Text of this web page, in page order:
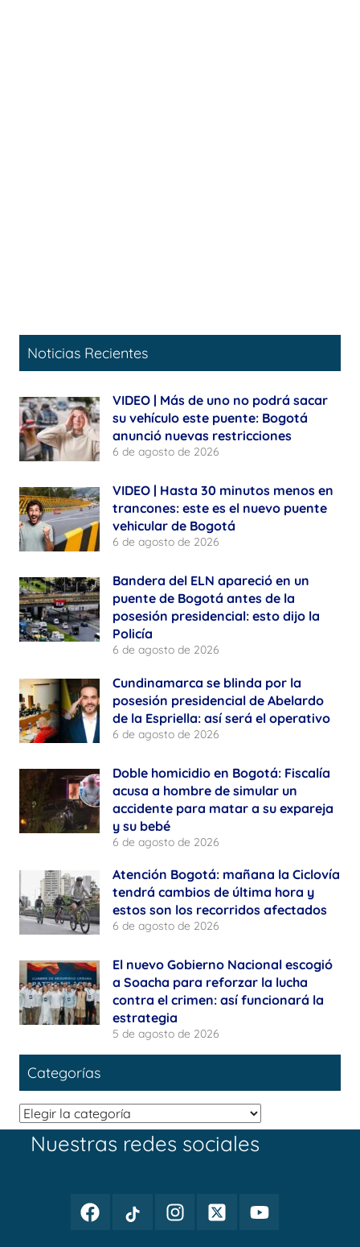
Noticias Recientes
VIDEO | Más de uno no podrá sacar
su vehículo este puente: Bogotá
anunció nuevas restricciones
6 de agosto de 2026
VIDEO | Hasta 30 minutos menos en
trancones: este es el nuevo puente
vehicular de Bogotá
6 de agosto de 2026
Bandera del ELN apareció en un
puente de Bogotá antes de la
posesión presidencial: esto dijo la
Policía
6 de agosto de 2026
Cundinamarca se blinda por la
posesión presidencial de Abelardo
de la Espriella: así será el operativo
6 de agosto de 2026
Doble homicidio en Bogotá: Fiscalía
acusa a hombre de simular un
accidente para matar a su expareja
y su bebé
6 de agosto de 2026
Atención Bogotá: mañana la Ciclovía
tendrá cambios de última hora y
estos son los recorridos afectados
6 de agosto de 2026
El nuevo Gobierno Nacional escogió
a Soacha para reforzar la lucha
contra el crimen: así funcionará la
estrategia
5 de agosto de 2026
Categorías
Categorías
Nuestras redes sociales
Facebook
Periodismo
TikTok
Periodismo
InstagramTwitterYoutube